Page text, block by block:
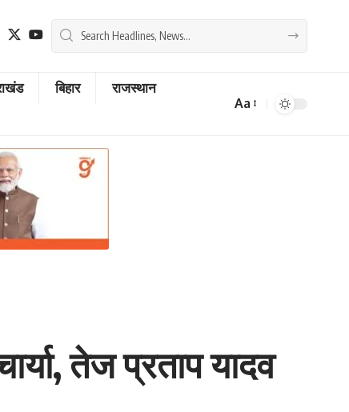
बिहार
राजस्थान
Font
Aa
तेज प्रताप यादव